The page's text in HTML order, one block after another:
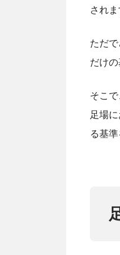
されま
ただ
だけ
そこ
足場
る基準